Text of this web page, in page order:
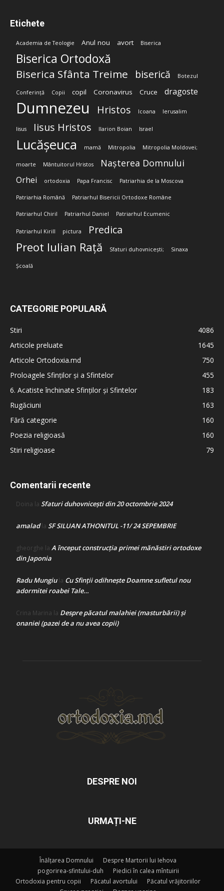
Etichete
Academia de Teologie Anul nou avort Biserica
Biserica Ortodoxă
Biserica Sfânta Treime biserică Botezul
Conferință Copii copil Coronavirus Cruce dragoste
Dumnezeu Hristos Icoana Ierusalim
Iisus Iisus Hristos Ilarion Boian Israel
Lucășeuca mamă Mitropolia Mitropolia Moldovei;
moarte Mântuitorul Hristos Nașterea Domnului
Orhei ortodoxia Papa Francisc Patriarhia de la Moscova
Patriarhia Română Patriarhul Bisericii Ortodoxe Române
Patriarhul Chiril Patriarhul Daniel Patriarhul Ecumenic
Patriarhul Kirill pictura Predica
Preot Iulian Rață Sfaturi duhovnicești; Sinaxa
Școală
CATEGORIE POPULARĂ
Stiri
4086
Articole preluate
1645
Articole Ortodoxia.md
750
Proloagele Sfinților și a Sfintelor
455
6. Acatiste închinate Sfinților și Sfintelor
183
Rugăciuni
163
Fără categorie
160
Poezia religioasă
160
Stiri religioase
79
Comentarii recente
Doina la Sfaturi duhovnicești din 20 octombrie 2024
amaladla SF SILUAN ATHONITUL -11/ 24 SEPEMBRIE
gheorghe la A început construcţia primei mănăstiri ortodoxe
din Japonia
Radu Mungiula Cu Sfinții odihnește Doamne sufletul nou
adormitei roabei Tale…
Crina Marina la Despre păcatul malahiei (masturbării) şi
onaniei (pazei de a nu avea copii)
DESPRE NOI
URMAȚI-NE
Înălțarea Domnului
Despre Martorii lui Iehova
pogorirea-sfintului-duh
Piedici în calea mîntuirii
Ortodoxia pentru copii
Păcatul avortului
Păcatul vrăjitoriilor